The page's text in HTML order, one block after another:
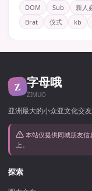
DOM Sub 新人
Brat
仪式 kb
Z 字母哦
ZIMUO
亚洲最大的小众亚文化交
本站仅提供同城朋友
上。
探索